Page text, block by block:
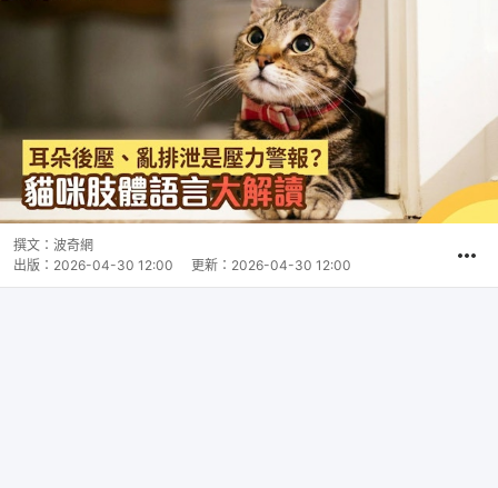
撰文： 波奇網
出版： 2026-04-30 12:00 更新： 2026-04-30 12:00